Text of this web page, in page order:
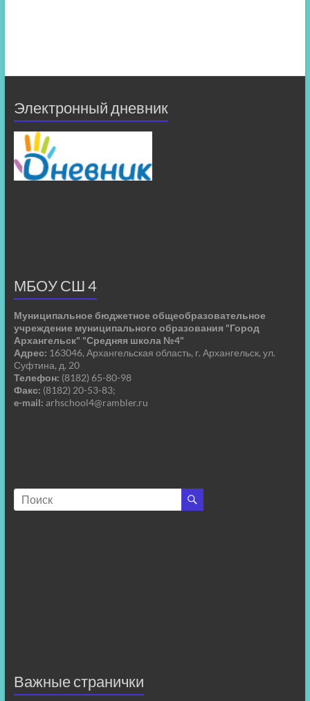
Электронный дневник
МБОУ СШ 4
Муниципальное бюджетное общеобразовательное
учреждение муниципального образования "Город
Архангельск" "Средняя школа №4"
Адрес: 163046, Архангельская область, г. Архангельск, ул.
Суфтина, д. 20
Телефон: (8182) 65-80-98
Факс: (8182) 20-53-83;
e-mail: arhschool4@rambler.ru
Важные странички